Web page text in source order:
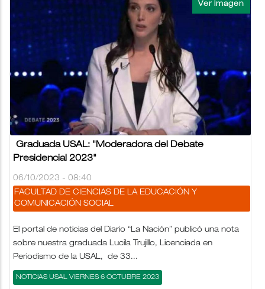
Graduada USAL: "Moderadora del Debate
Presidencial 2023"
06/10/2023 - 08:40
FACULTAD DE CIENCIAS DE LA EDUCACIÓN Y
COMUNICACIÓN SOCIAL
El portal de noticias del Diario “La Nación” publicó una nota
sobre nuestra graduada Lucila Trujillo, Licenciada en
Periodismo de la USAL, de 33...
NOTICIAS USAL VIERNES 6 OCTUBRE 2023